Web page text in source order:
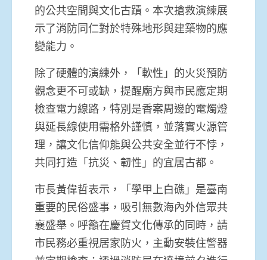
的公共空間與文化古蹟。本次搶救演練展
示了消防同仁對於特殊地形與建築物的應
變能力。
除了硬體的演練外，「軟性」的火災預防
觀念更不可或缺，提醒廟方與市民應定期
檢查電力線路，特別是香案周邊的電燭燈
與延長線使用需格外謹慎，並落實火源管
理，讓文化信仰能與公共安全並行不悖，
共同打造「抗災、韌性」的宜居古都。
市長黃偉哲表示，「學甲上白礁」是臺南
重要的民俗盛事，吸引無數海內外信眾共
襄盛舉。呼籲在慶賀文化傳承的同時，請
市民務必重視居家防火，主動安裝住警器